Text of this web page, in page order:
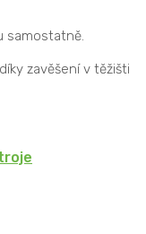
samostatně.
zavěšení v těžišti